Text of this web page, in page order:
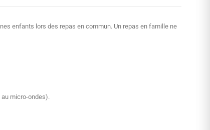
enfants lors des repas en commun. Un repas en famille ne
micro-ondes).